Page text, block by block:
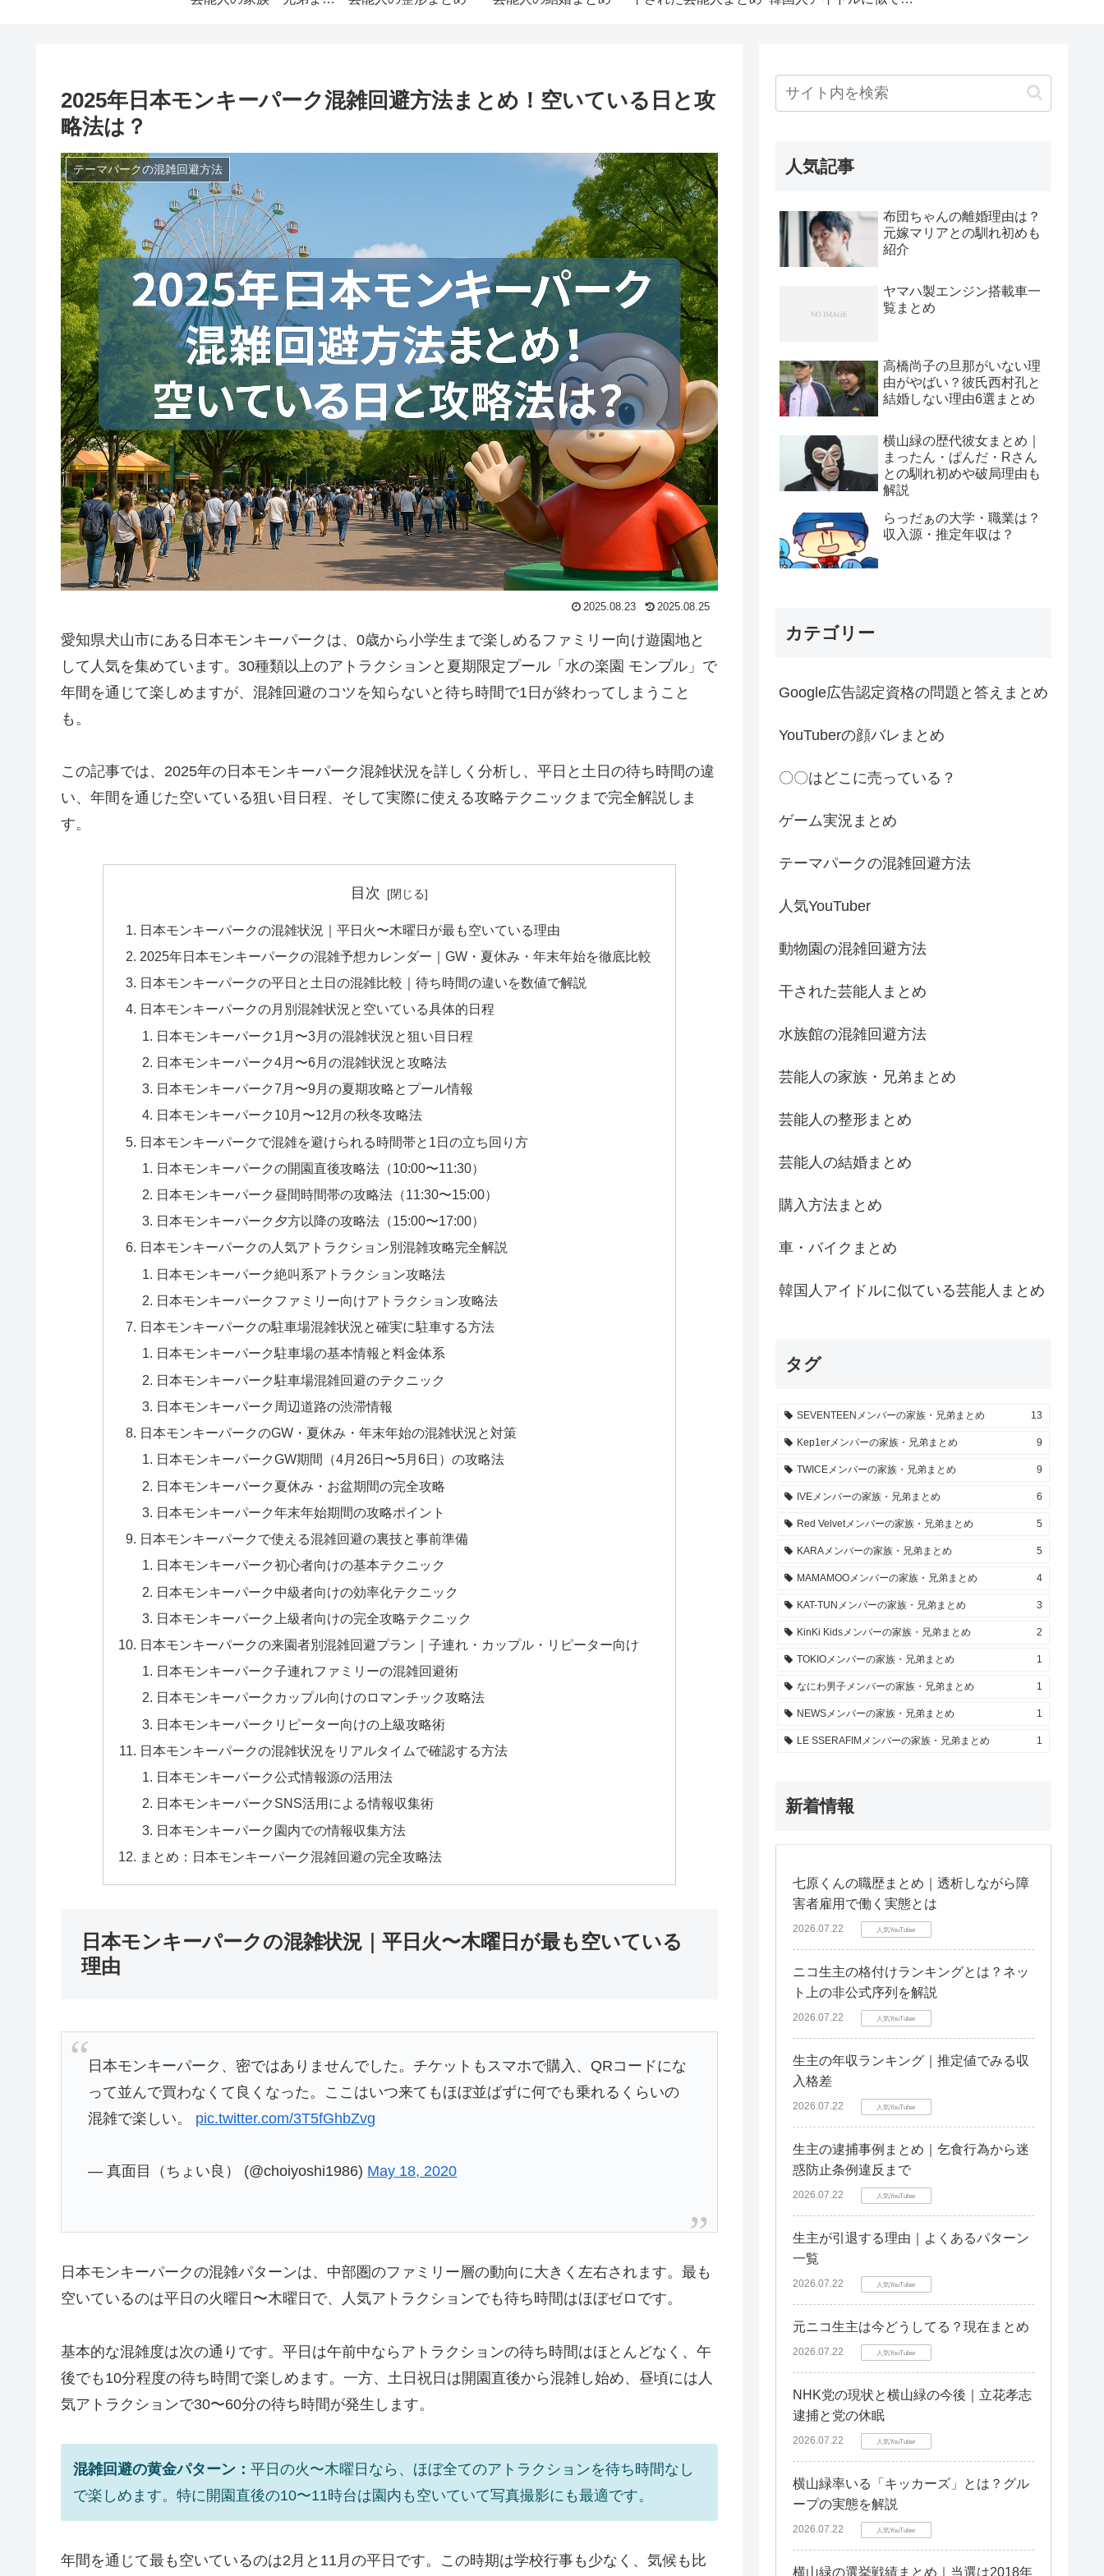
2025年日本モンキーパーク混雑回避方法まとめ！空いている日と攻
略法は？
テーマパークの混雑回避方法
2025.08.23 2025.08.25
愛知県犬山市にある日本モンキーパークは、0歳から小学生まで楽しめるファミリー向け遊園地と
して人気を集めています。30種類以上のアトラクションと夏期限定プール「水の楽園 モンプル」で
年間を通じて楽しめますが、混雑回避のコツを知らないと待ち時間で1日が終わってしまうこと
も。
この記事では、2025年の日本モンキーパーク混雑状況を詳しく分析し、 平日と土日の待ち時間の違
い、 年間を通じた空いている狙い目日程、そして実際に使える攻略テクニックまで完全解説しま
す。
目次
日本モンキーパークの混雑状況｜平日火〜木曜日が最も空いている理由
2025年日本モンキーパークの混雑予想カレンダー｜GW・夏休み・年末年始を徹底比較
日本モンキーパークの平日と土日の混雑比較｜待ち時間の違いを数値で解説
日本モンキーパークの月別混雑状況と空いている具体的日程
日本モンキーパーク1月〜3月の混雑状況と狙い目日程
日本モンキーパーク4月〜6月の混雑状況と攻略法
日本モンキーパーク7月〜9月の夏期攻略とプール情報
日本モンキーパーク10月〜12月の秋冬攻略法
日本モンキーパークで混雑を避けられる時間帯と1日の立ち回り方
日本モンキーパークの開園直後攻略法（10:00〜11:30）
日本モンキーパーク昼間時間帯の攻略法（11:30〜15:00）
日本モンキーパーク夕方以降の攻略法（15:00〜17:00）
日本モンキーパークの人気アトラクション別混雑攻略完全解説
日本モンキーパーク絶叫系アトラクション攻略法
日本モンキーパークファミリー向けアトラクション攻略法
日本モンキーパークの駐車場混雑状況と確実に駐車する方法
日本モンキーパーク駐車場の基本情報と料金体系
日本モンキーパーク駐車場混雑回避のテクニック
日本モンキーパーク周辺道路の渋滞情報
日本モンキーパークのGW・夏休み・年末年始の混雑状況と対策
日本モンキーパークGW期間（4月26日〜5月6日）の攻略法
日本モンキーパーク夏休み・お盆期間の完全攻略
日本モンキーパーク年末年始期間の攻略ポイント
日本モンキーパークで使える混雑回避の裏技と事前準備
日本モンキーパーク初心者向けの基本テクニック
日本モンキーパーク中級者向けの効率化テクニック
日本モンキーパーク上級者向けの完全攻略テクニック
日本モンキーパークの来園者別混雑回避プラン｜子連れ・カップル・リピーター向け
日本モンキーパーク子連れファミリーの混雑回避術
日本モンキーパークカップル向けのロマンチック攻略法
日本モンキーパークリピーター向けの上級攻略術
日本モンキーパークの混雑状況をリアルタイムで確認する方法
日本モンキーパーク公式情報源の活用法
日本モンキーパークSNS活用による情報収集術
日本モンキーパーク園内での情報収集方法
まとめ：日本モンキーパーク混雑回避の完全攻略法
日本モンキーパークの混雑状況｜平日火〜木曜日が最も空いている
理由
日本モンキーパーク、密ではありませんでした。チケットもスマホで購入、QRコードにな
って並んで買わなくて良くなった。ここはいつ来てもほぼ並ばずに何でも乗れるくらいの
混雑で楽しい。 pic.twitter.com/3T5fGhbZvg
— 真面目（ちょい良） (@choiyoshi1986) May 18, 2020
日本モンキーパークの混雑パターンは、中部圏のファミリー層の動向に大きく左右されます。最も
空いているのは平日の火曜日〜木曜日 で、人気アトラクションでも待ち時間はほぼゼロです。
基本的な混雑度は次の通りです。平日は午前中ならアトラクションの待ち時間はほとんどなく、午
後でも10分程度の待ち時間で楽しめます。一方、土日祝日は開園直後から混雑し始め、昼頃には人
気アトラクションで30〜60分の待ち時間が発生します。
混雑回避の黄金パターン： 平日の火〜木曜日なら、ほぼ全てのアトラクションを待ち時間なし
で楽しめます。特に開園直後の10〜11時台は園内も空いていて写真撮影にも最適です。
年間を通じて最も空いているのは2月と11月の平日です。この時期は学校行事も少なく、気候も比
人気記事
布団ちゃんの離婚理由は？
元嫁マリアとの馴れ初めも
紹介
ヤマハ製エンジン搭載車一
覧まとめ
高橋尚子の旦那がいない理
由がやばい？彼氏西村孔と
結婚しない理由6選まとめ
横山緑の歴代彼女まとめ｜
まったん・ぱんだ・Rさん
との馴れ初めや破局理由も
解説
らっだぁの大学・職業は？
収入源・推定年収は？
カテゴリー
Google広告認定資格の問題と答えまとめ
YouTuberの顔バレまとめ
〇〇はどこに売っている？
ゲーム実況まとめ
テーマパークの混雑回避方法
人気YouTuber
動物園の混雑回避方法
干された芸能人まとめ
水族館の混雑回避方法
芸能人の家族・兄弟まとめ
芸能人の整形まとめ
芸能人の結婚まとめ
購入方法まとめ
車・バイクまとめ
韓国人アイドルに似ている芸能人まとめ
タグ
SEVENTEENメンバーの家族・兄弟まとめ 13
Kep1erメンバーの家族・兄弟まとめ 9
TWICEメンバーの家族・兄弟まとめ 9
IVEメンバーの家族・兄弟まとめ 6
Red Velvetメンバーの家族・兄弟まとめ 5
KARAメンバーの家族・兄弟まとめ 5
MAMAMOOメンバーの家族・兄弟まとめ 4
KAT-TUNメンバーの家族・兄弟まとめ 3
KinKi Kidsメンバーの家族・兄弟まとめ 2
TOKIOメンバーの家族・兄弟まとめ 1
なにわ男子メンバーの家族・兄弟まとめ 1
NEWSメンバーの家族・兄弟まとめ 1
LE SSERAFIMメンバーの家族・兄弟まとめ 1
新着情報
七原くんの職歴まとめ｜透析しながら障
害者雇用で働く実態とは
2026.07.22 人気YouTuber
ニコ生主の格付けランキングとは？ネッ
ト上の非公式序列を解説
2026.07.22 人気YouTuber
生主の年収ランキング｜推定値でみる収
入格差
2026.07.22 人気YouTuber
生主の逮捕事例まとめ｜乞食行為から迷
惑防止条例違反まで
2026.07.22 人気YouTuber
生主が引退する理由｜よくあるパターン
一覧
2026.07.22 人気YouTuber
元ニコ生主は今どうしてる？現在まとめ
2026.07.22 人気YouTuber
NHK党の現状と横山緑の今後｜立花孝志
逮捕と党の休眠
2026.07.22 人気YouTuber
横山緑率いる「キッカーズ」とは？グル
ープの実態を解説
2026.07.22 人気YouTuber
横山緑の選挙戦績まとめ｜当選は2018年